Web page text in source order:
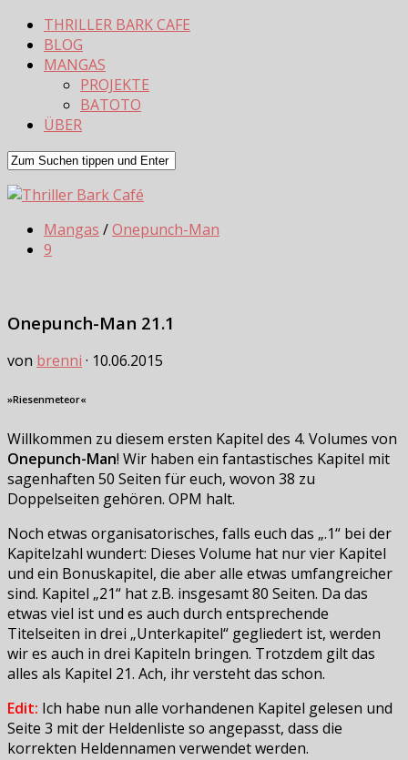
THRILLER BARK CAFE
BLOG
MANGAS
PROJEKTE
BATOTO
ÜBER
Mangas /Onepunch-Man
9
Onepunch-Man 21.1
von brenni · 10.06.2015
»Riesenmeteor«
Willkommen zu diesem ersten Kapitel des 4. Volumes von
Onepunch-Man! Wir haben ein fantastisches Kapitel mit
sagenhaften 50 Seiten für euch, wovon 38 zu
Doppelseiten gehören. OPM halt.
Noch etwas organisatorisches, falls euch das „.1“ bei der
Kapitelzahl wundert: Dieses Volume hat nur vier Kapitel
und ein Bonuskapitel, die aber alle etwas umfangreicher
sind. Kapitel „21“ hat z.B. insgesamt 80 Seiten. Da das
etwas viel ist und es auch durch entsprechende
Titelseiten in drei „Unterkapitel“ gegliedert ist, werden
wir es auch in drei Kapiteln bringen. Trotzdem gilt das
alles als Kapitel 21. Ach, ihr versteht das schon.
Edit: Ich habe nun alle vorhandenen Kapitel gelesen und
Seite 3 mit der Heldenliste so angepasst, dass die
korrekten Heldennamen verwendet werden.